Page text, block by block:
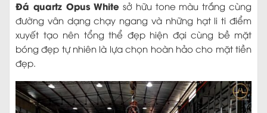
Đá quartz Opus White sở hữu tone màu trắng cùng
đường vân dạng chạy ngang và những hạt li ti điểm
xuyết tạo nên tổng thể đẹp hiện đại cùng bề mặt
bóng đẹp tự nhiên là lựa chọn hoàn hảo cho mặt tiền
đẹp.